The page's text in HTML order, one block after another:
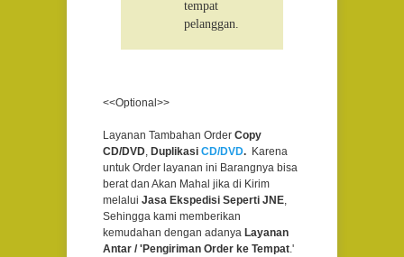
tempat
pelanggan.
<<Optional>>
Layanan Tambahan Order Copy
CD/DVD Duplikasi CD/DVD. Karena
untuk Order layanan ini Barangnya bisa
berat dan Akan Mahal jika di Kirim
melalui Jasa Ekspedisi Seperti JNE
Sehingga kami memberikan
kemudahan dengan adanya Layanan
Antar / 'Pengiriman Order ke Tempat .'